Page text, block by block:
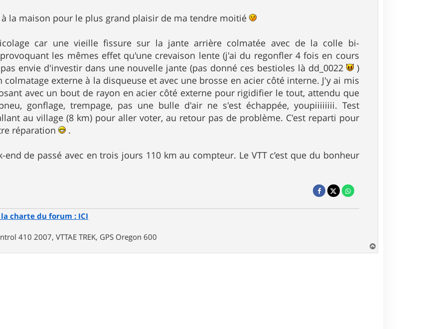
à la maison pour le plus grand plaisir de ma tendre moitié
car une vieille fissure sur la jante arrière colmatée avec de la colle bi-
les mêmes effet qu'une crevaison lente (j'ai du regonfler 4 fois en cours
envie d'investir dans une nouvelle jante (pas donné ces bestioles là dd_0022
)
externe à la disqueuse et avec une brosse en acier côté interne. J'y ai mis
avec un bout de rayon en acier côté externe pour rigidifier le tout, attendu que
gonflage, trempage, pas une bulle d'air ne s'est échappée, youpiiiiiiii. Test
au village (8 km) pour aller voter, au retour pas de problème. C'est reparti pour
réparation
.
end de passé avec en trois jours 110 km au compteur. Le VTT c’est que du bonheur
charte du forum : ICI
410 2007, VTTAE TREK, GPS Oregon 600
a